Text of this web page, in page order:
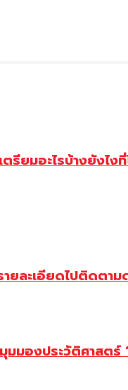
รียมอะไรบ้างยังไง
ายละเอียดไปติดตา
มองประวัติศาสต